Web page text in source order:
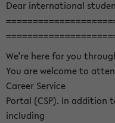
Dear international
We're here for you
You are welcome to
Career Service
Portal (CSP). In addition
including